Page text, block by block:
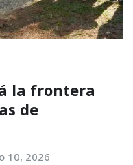
la frontera
de
10, 2026